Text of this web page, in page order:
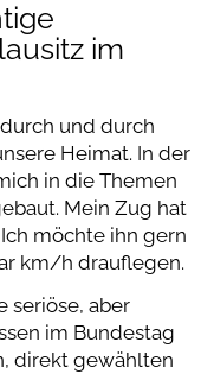
im
und durch
Heimat. In der
in die Themen
Mein Zug hat
möchte ihn gern
km/h drauflegen.
seriöse, aber
im Bundestag
direkt gewählten